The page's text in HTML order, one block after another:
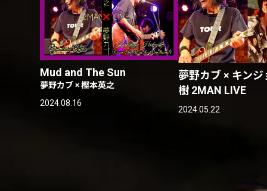
Mud and The Sun
夢野カブ × 樫本英之
2024.08.16
夢野カブ × キン
樹 2MAN LIVE
2024.05.22